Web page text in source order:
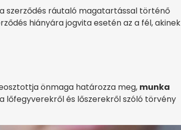
szerződés ráutaló magatartással történő
hiányára jogvita esetén az a fél, akinek
önmaga határozza meg, munka
lőfegyverekről és lőszerekről szóló törvény